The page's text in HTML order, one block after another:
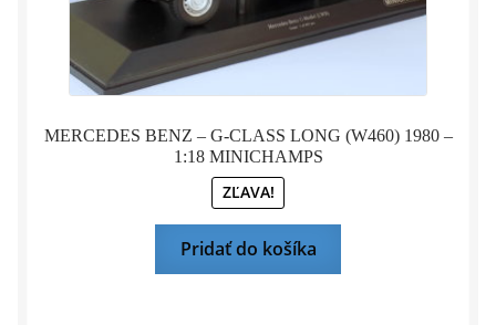
MERCEDES BENZ – G-CLASS LONG (W460) 1980 –
1:18 MINICHAMPS
ZĽAVA!
Pridať do košíka